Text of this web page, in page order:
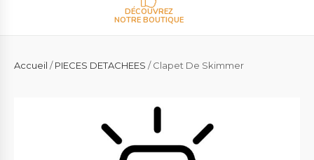
DÉCOUVREZ
NOTRE BOUTIQUE
Accueil /PIECES DETACHEES / Clapet De Skimmer